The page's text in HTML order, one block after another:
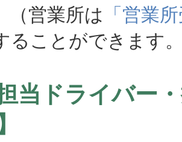
営業所は 「営業
ることができます
担当ドライバー